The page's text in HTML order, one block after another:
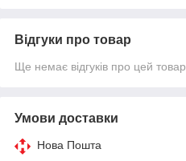
Відгуки про товар
Ще немає відгуків про цей товар
Умови доставки
Нова Пошта